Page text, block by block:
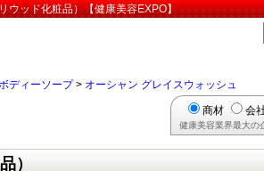
ウッド化粧品）【健康美容EXPO】
ディーソープ> オーシャン グレイスウォッシュ
商材 会
健康美容業界最大の
）